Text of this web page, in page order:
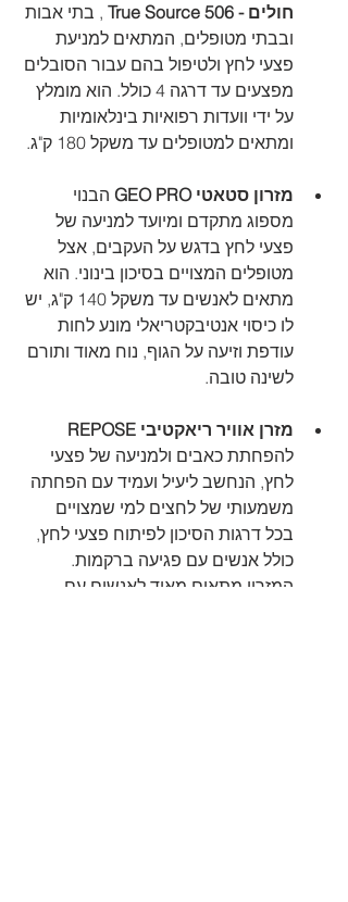
חולים - True Source 506
, בתי אבות
ובבתי מטופלים, המתאים למניעת
פצעי לחץ ולטיפול בהם עבור הסובלים
מפצעים עד דרגה 4 כולל. הוא מומלץ
על ידי וועדות רפואיות בינלאומיות
ומתאים למטופלים עד משקל 180 ק"ג.
מזרון סטאטי GEO PRO
הבנוי
מספוג מתקדם ומיועד למניעה של
פצעי לחץ בדגש על העקבים, אצל
מטופלים המצויים בסיכון בינוני. הוא
מתאים לאנשים עד משקל 140 ק"ג, יש
לו כיסוי אנטיבקטריאלי מונע לחות
עודפת וזיעה על הגוף, נוח מאוד ותורם
לשינה טובה.
מזרן אוויר ריאקטיבי REPOSE
להפחתת כאבים ולמניעה של פצעי
לחץ, הנחשב ליעיל ועמיד עם הפחתה
משמעותי של לחצים למי שמצויים
בכל דרגות הסיכון לפיתוח פצעי לחץ,
כולל אנשים עם פגיעה ברקמות.
המזרון מתאים מאוד לאנשים עם